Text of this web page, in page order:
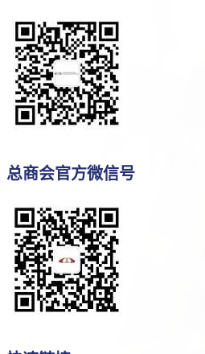
总商会官方微信号